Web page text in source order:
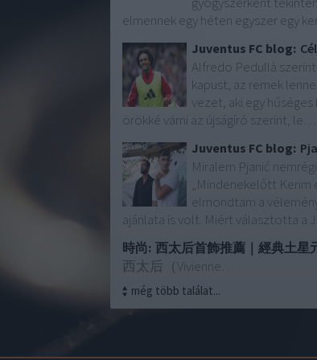
elmennek egy héten egyszer egy
Juventus FC blog:
Alfredo Pedullà
kapust, az remek
vezet, aki egy
örökké várni az újságíró szerint, le…
Juventus FC blog:
Miralem Pjanić
„Mindenekelőtt
elmondtam a
ajánlata is volt. Miért választotta a
時尚: 西太后首飾推薦｜經典土星
西太后（Vivienne…
még több találat...